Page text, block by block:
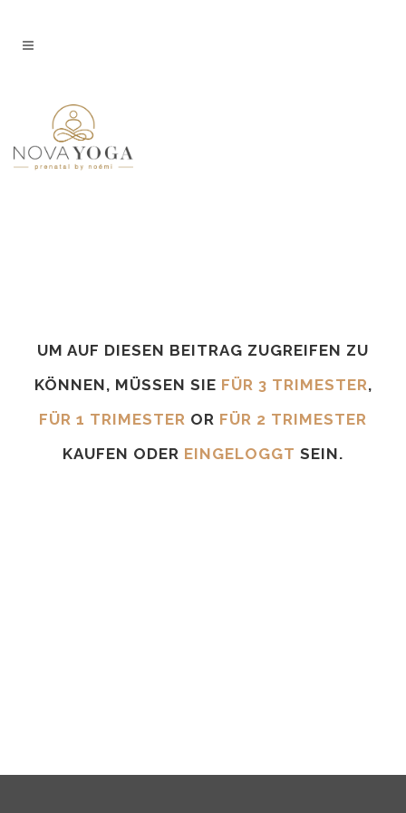
UM AUF DIESEN BEITRAG ZUGREIFEN ZU
KÖNNEN, MÜSSEN SIE FÜR 3 TRIMESTER,
FÜR 1 TRIMESTER OR FÜR 2 TRIMESTER
KAUFEN ODER EINGELOGGT SEIN.